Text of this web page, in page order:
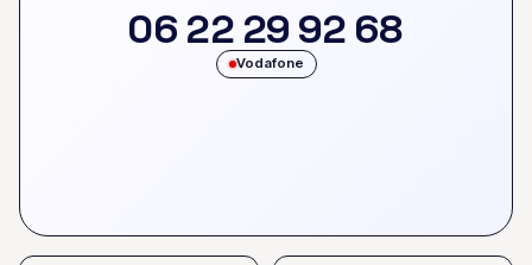
06 22 29 92 68
Vodafone